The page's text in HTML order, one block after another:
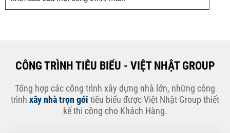
CÔNG TRÌNH TIÊU BIỂU - VIỆT NHẬT GROUP
Tổng hợp các công trình xây dựng nhà lớn, những công
trình xây nhà trọn gói tiêu biểu được Việt Nhật Group thiết
kế thi công cho Khách Hàng.